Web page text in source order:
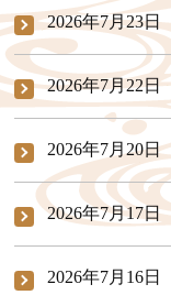
2026年7月23日
2026年7月22日
2026年7月20日
2026年7月17日
2026年7月16日